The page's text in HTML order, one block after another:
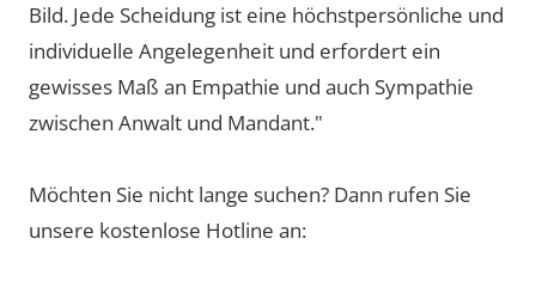
Bild. Jede Scheidung ist eine höchstpersönliche und
individuelle Angelegenheit und erfordert ein
gewisses Maß an Empathie und auch Sympathie
zwischen Anwalt und Mandant."
Möchten Sie nicht lange suchen? Dann rufen Sie
unsere kostenlose Hotline an: